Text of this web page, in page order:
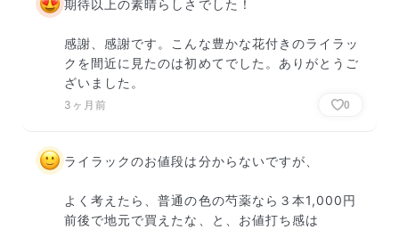
期待以上の素晴らしさでした！
感謝、感謝です。こんな豊かな花付きのライラッ
クを間近に見たのは初めてでした。ありがとうご
ざいました。
3ヶ月前 0
ライラックのお値段は分からないですが、
よく考えたら、普通の色の芍薬なら３本1,000円
前後で地元で買えたな、と、お値打ち感は